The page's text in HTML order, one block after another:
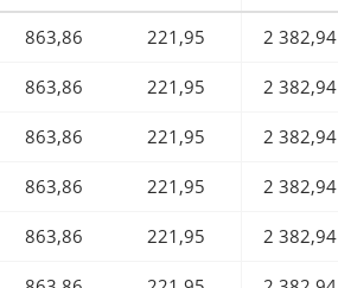
863,86 221,95 2 382,94
863,86 221,95 2 382,94
863,86 221,95 2 382,94
863,86 221,95 2 382,94
863,86 221,95 2 382,94